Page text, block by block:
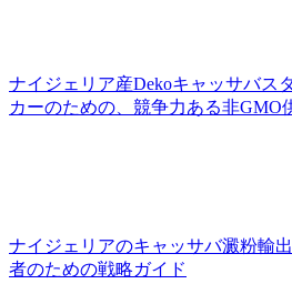
ナイジェリア産Dekoキャッサバス
カーのための、競争力ある非GMO
ナイジェリアのキャッサバ澱粉輸
者のための戦略ガイド